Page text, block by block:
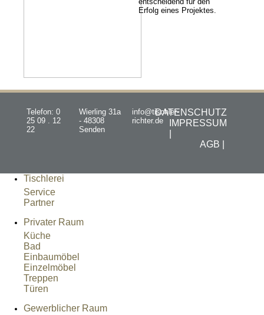
Erfolg eines Projektes.
Telefon: 0
25 09 . 12
22
Wierling 31a
- 48308
Senden
info@tischler-
richter.de
DATENSCHUTZ
IMPRESSUM
AGB |
Tischlerei
Service
Partner
Privater Raum
Küche
Bad
Einbaumöbel
Einzelmöbel
Treppen
Türen
Gewerblicher Raum